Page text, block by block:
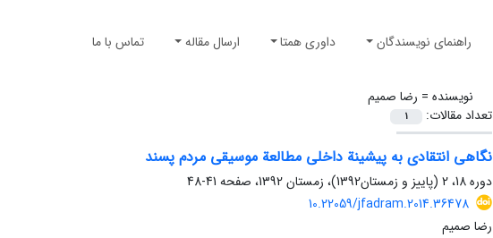
راهنمای نویسندگان داوری همتا ارسال مقاله تماس با ما
نویسنده = رضا صمیم
تعداد مقالات:
1
نگاهی انتقادی به پیشینة داخلی مطالعة موسیقی مردم پسند
دوره 18، 2 (پاییز و زمستان1392)، زمستان 1392، صفحه
41-48
10.22059/jfadram.2014.36478
رضا صمیم